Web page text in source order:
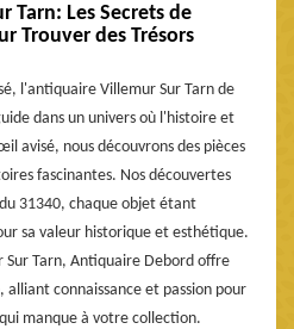
Tarn: Les Secrets de
Trouver des Trésors
l'antiquaire Villemur Sur Tarn de
dans un univers où l'histoire et
avisé, nous découvrons des pièces
fascinantes. Nos découvertes
31340, chaque objet étant
sa valeur historique et esthétique.
Tarn, Antiquaire Debord offre
connaissance et passion pour
manque à votre collection.